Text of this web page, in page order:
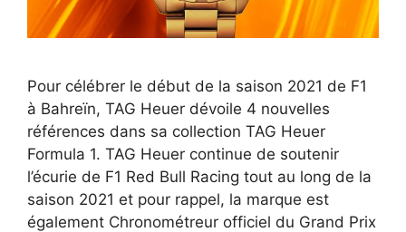
Pour célébrer le début de la saison 2021 de F1
à Bahreïn, TAG Heuer dévoile 4 nouvelles
références dans sa collection TAG Heuer
Formula 1. TAG Heuer continue de soutenir
l’écurie de F1 Red Bull Racing tout au long de la
saison 2021 et pour rappel, la marque est
également Chronométreur officiel du Grand Prix